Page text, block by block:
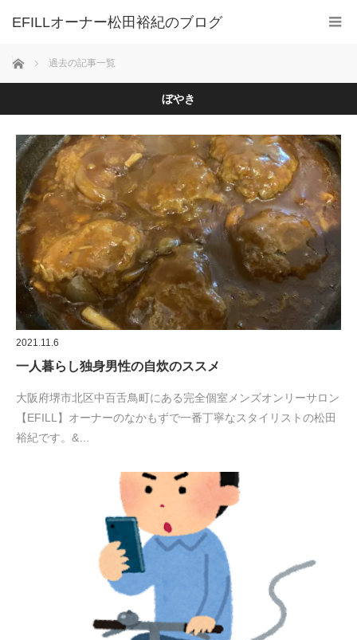
ホーム 過去の記事一覧
ぼやき
2021.11.6
一人暮らし独身男性の自炊のススメ
大阪府堺市北区中百舌鳥町にある完全個室メンズオンリーサロン
【EFILL】オーナーのなかもずで一番丁寧なスタイリストの松田
裕紀です。&…